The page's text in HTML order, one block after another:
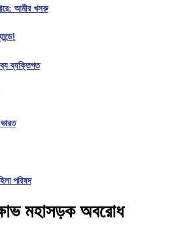
আমীর খসরু
ব্যক্তিগত
পরিষদ
মহাসড়ক অবরোধ